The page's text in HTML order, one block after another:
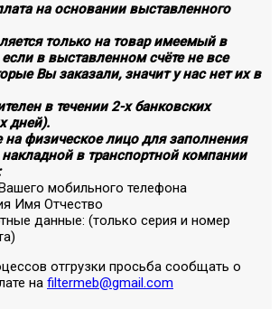
на основании выставленного
только на товар имеемый в
в выставленном счёте не все
Вы заказали, значит у нас нет их в
в течении 2-х банковских
дней).
на физическое лицо для заполнения
накладной в транспортной компании
мобильного телефона
Имя Отчество
данные: (только серия и номер
отгрузки просьба сообщать о
на filtermeb@gmail.com